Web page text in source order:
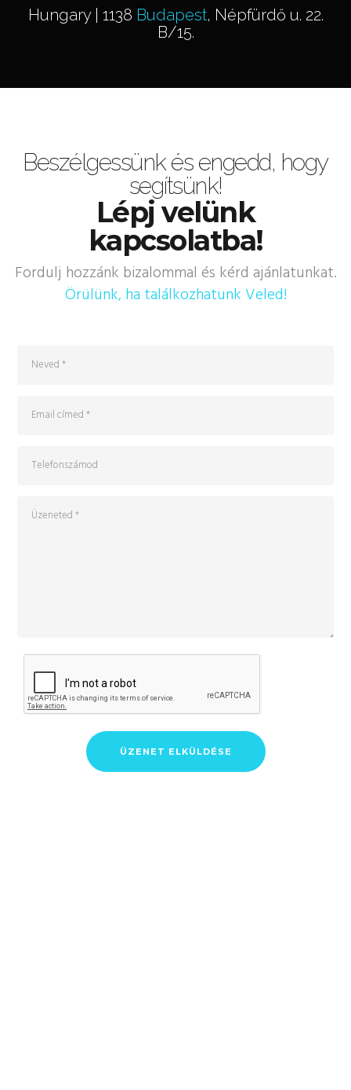
Hungary | 1138 Budapest, Népfürdő u. 22.
B/15.
Beszélgessünk és engedd, hogy
segítsünk!
Lépj velünk
kapcsolatba!
Fordulj hozzánk bizalommal és kérd ajánlatunkat.
Örülünk, ha találkozhatunk Veled!